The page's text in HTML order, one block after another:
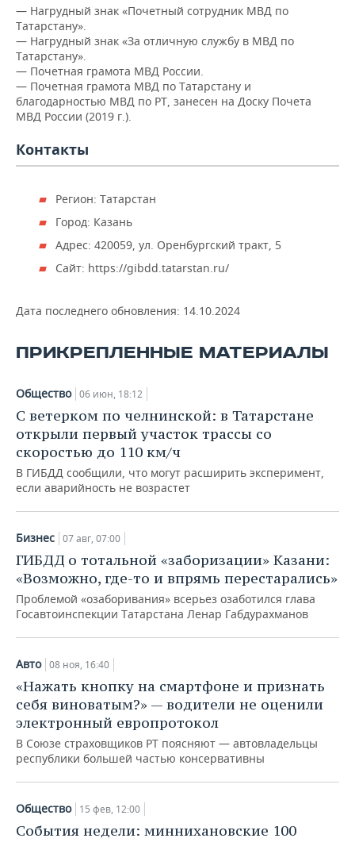
— Нагрудный знак «Почетный сотрудник МВД по
Татарстану».
— Нагрудный знак «За отличную службу в МВД по
Татарстану».
— Почетная грамота МВД России.
— Почетная грамота МВД по Татарстану и
благодарностью МВД по РТ, занесен на Доску Почета
МВД России (2019 г.).
Контакты
Регион: Татарстан
Город: Казань
Адрес: 420059, ул. Оренбургский тракт, 5
Сайт: https://gibdd.tatarstan.ru/
Дата последнего обновления: 14.10.2024
ПРИКРЕПЛЕННЫЕ МАТЕРИАЛЫ
Общество 06 июн, 18:12
С ветерком по челнинской: в Татарстане
открыли первый участок трассы со
скоростью до 110 км/ч
В ГИБДД сообщили, что могут расширить эксперимент,
если аварийность не возрастет
Бизнес 07 авг, 07:00
ГИБДД о тотальной «заборизации» Казани:
«Возможно, где-то и впрямь перестарались»
Проблемой «озаборивания» всерьез озаботился глава
Госавтоинспекции Татарстана Ленар Габдурахманов
Авто 08 ноя, 16:40
«Нажать кнопку на смартфоне и признать
себя виноватым?» — водители не оценили
электронный европротокол
В Союзе страховщиков РТ поясняют — автовладельцы
республики большей частью консервативны
Общество 15 фев, 12:00
События недели: миннихановские 100